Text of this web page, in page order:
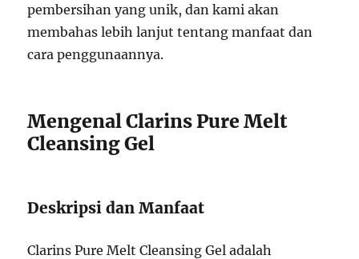
pembersihan yang unik, dan kami akan
membahas lebih lanjut tentang manfaat dan
cara penggunaannya.
Mengenal Clarins Pure Melt
Cleansing Gel
Deskripsi dan Manfaat
Clarins Pure Melt Cleansing Gel adalah